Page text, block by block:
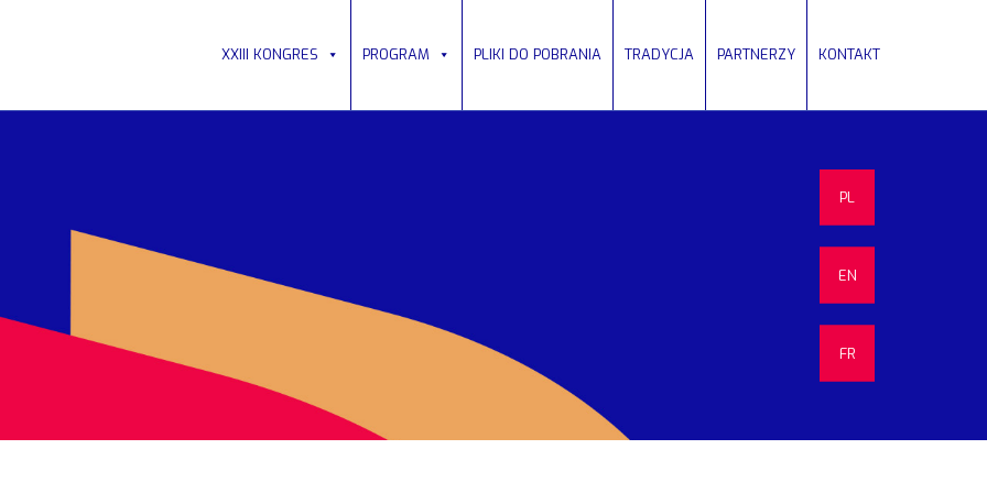
XXIII KONGRES PROGRAM PLIKI DO POBRANIA TRADYCJA PARTNERZY KONTAKT
PL
EN
FR